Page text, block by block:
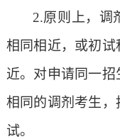
2.原则上，调
相同相近，或初
近。对申请同一
相同的调剂考生
试。